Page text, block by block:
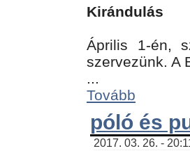
Kirándulás
Április 1-én,
szervezünk. A
...
Tovább
póló és
2017. 03. 26. -